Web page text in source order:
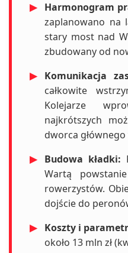
▶
Harmonogram
zaplanowano na
stary most nad
zbudowany od
▶
Komunikacja
całkowite
Kolejarze
najkrótszych
dworca
▶
Budowa kładki:
Wartą
rowerzystów.
dojście do
▶
Koszty i
około 13 mln zł